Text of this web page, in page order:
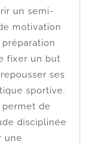
un semi-
motivation
fixer un but
ses
sportive.
de
disciplinée
une